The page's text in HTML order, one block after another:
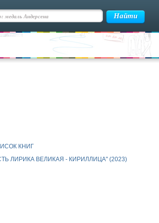
КНИГ
ЛИРИКА ВЕЛИКАЯ - КИРИЛЛИЦА" (2023)